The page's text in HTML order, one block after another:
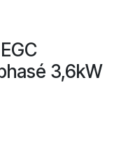
3,6kW